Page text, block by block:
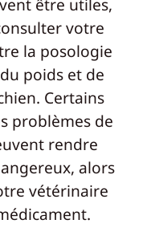
votre
la posologie
poids et de
Certains
problèmes de
rendre
alors
vétérinaire